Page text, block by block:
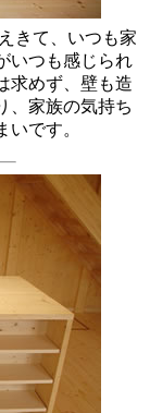
きて、いつも家
いつも感じられ
求めず、壁も造
、家族の気持ち
です。